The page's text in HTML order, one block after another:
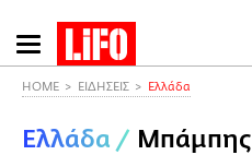
Παράκαμψη
προς
περιεχόμενο
HOME ΕΙΔΗΣΕΙΣ Ελλάδα
Ελλάδα / Μπάμπης